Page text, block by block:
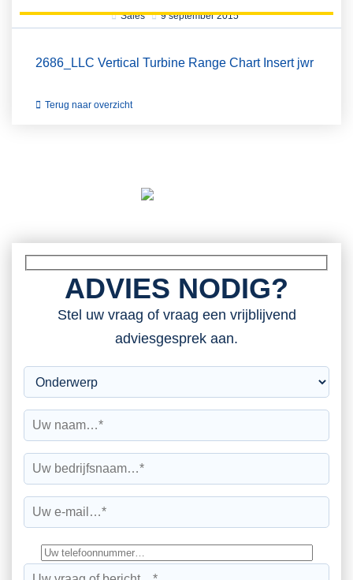
Sales 9 september 2015
2686_LLC Vertical Turbine Range Chart Insert jwr
Terug naar overzicht
ADVIES NODIG?
Stel uw vraag of vraag een vrijblijvend
adviesgesprek aan.